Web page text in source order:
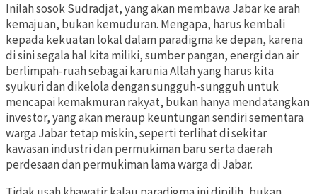
Inilah sosok Sudradjat, yang akan membawa Jabar ke arah
kemajuan, bukan kemuduran. Mengapa, harus kembali
kepada kekuatan lokal dalam paradigma ke depan, karena
di sini segala hal kita miliki, sumber pangan, energi dan air
berlimpah-ruah sebagai karunia Allah yang harus kita
syukuri dan dikelola dengan sungguh-sungguh untuk
mencapai kemakmuran rakyat, bukan hanya mendatangkan
investor, yang akan meraup keuntungan sendiri sementara
warga Jabar tetap miskin, seperti terlihat di sekitar
kawasan industri dan permukiman baru serta daerah
perdesaan dan permukiman lama warga di Jabar.